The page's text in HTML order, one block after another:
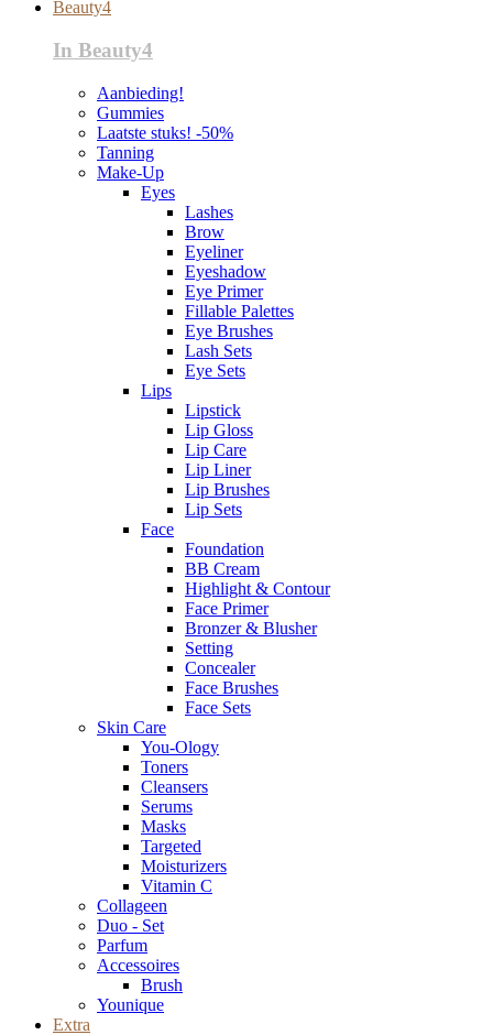
Beauty4
In Beauty4
Aanbieding!
Gummies
Laatste stuks! -50%
Tanning
Make-Up
Eyes
Lashes
Brow
Eyeliner
Eyeshadow
Eye Primer
Fillable Palettes
Eye Brushes
Lash Sets
Eye Sets
Lips
Lipstick
Lip Gloss
Lip Care
Lip Liner
Lip Brushes
Lip Sets
Face
Foundation
BB Cream
Highlight & Contour
Face Primer
Bronzer & Blusher
Setting
Concealer
Face Brushes
Face Sets
Skin Care
You-Ology
Toners
Cleansers
Serums
Masks
Targeted
Moisturizers
Vitamin C
Collageen
Duo - Set
Parfum
Accessoires
Brush
Younique
Extra